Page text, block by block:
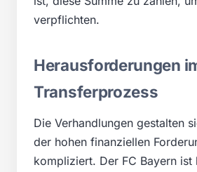
verpflichten.
Herausforderungen
Transferprozess
Die Verhandlungen gestalten
der hohen finanziellen
kompliziert. Der FC Bayern ist